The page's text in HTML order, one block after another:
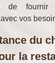
de fournir
vos
du
la